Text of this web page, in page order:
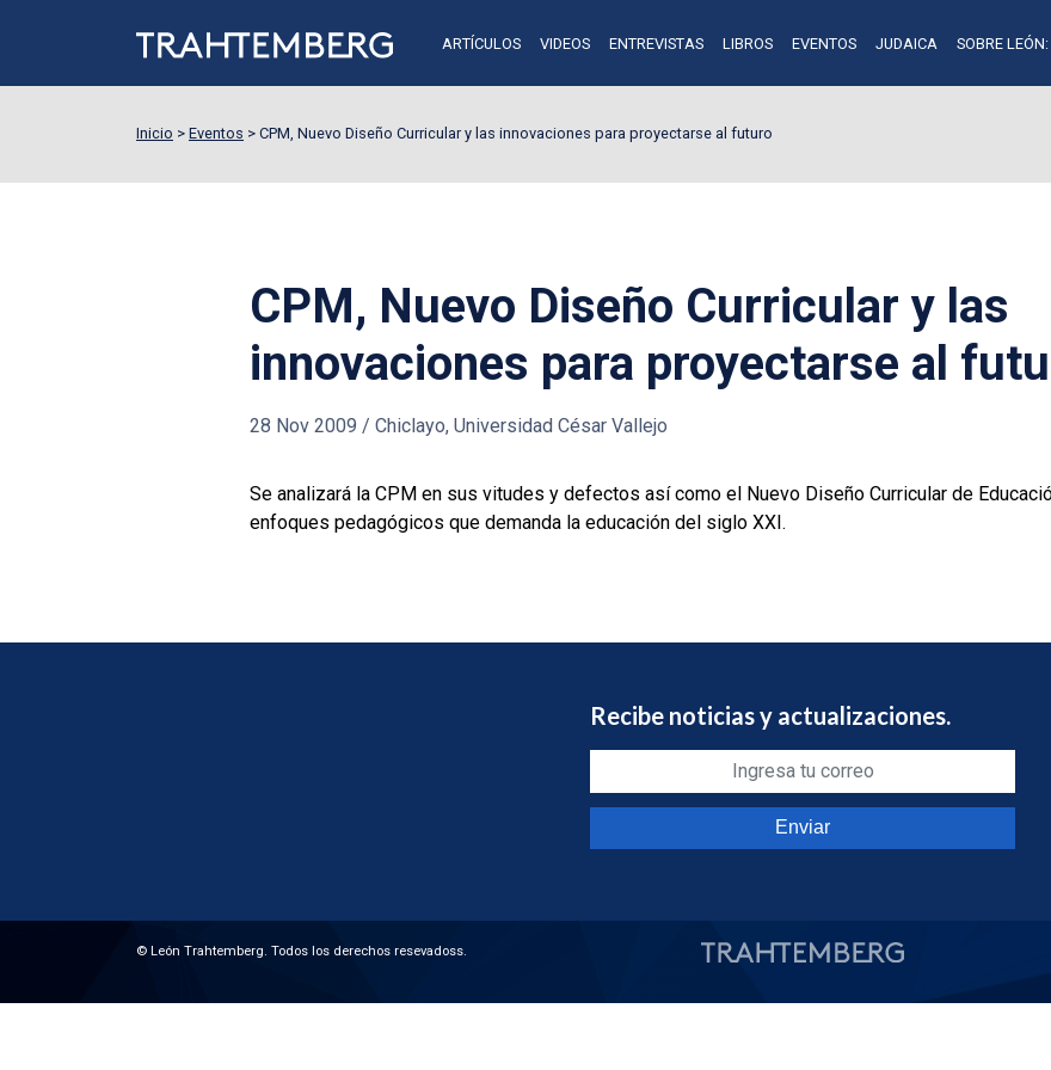
ARTÍCULOS VIDEOS ENTREVISTAS LIBROS EVENTOS JUDAICA SOBRE
Inicio > Eventos > CPM, Nuevo Diseño Curricular y las innovaciones para proyectarse al futuro
CPM, Nuevo Diseño Curricular y las
innovaciones para proyectarse al
28 Nov 2009 / Chiclayo, Universidad César Vallejo
Se analizará la CPM en sus vitudes y defectos así como el Nuevo Diseño Curricular de
enfoques pedagógicos que demanda la educación del siglo XXI.
Recibe noticias y actualizaciones.
© León Trahtemberg. Todos los derechos resevadoss.